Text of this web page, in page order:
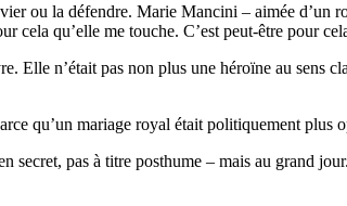
ou la défendre. Marie Mancini – aimée
cela qu’elle me touche. C’est peut-être pour
Elle n’était pas non plus une héroïne au sens
qu’un mariage royal était politiquement plus
secret, pas à titre posthume – mais au grand